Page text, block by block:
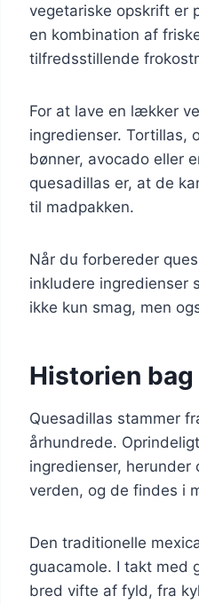
vegetariske opskrift er
en kombination af
tilfredsstillende
For at lave en lækker
ingredienser. Tortillas,
bønner, avocado eller
quesadillas er, at de
til madpakken.
Når du forbereder
inkludere ingredienser
ikke kun smag, men
Historien
Quesadillas stammer
århundrede.
ingredienser,
verden, og de findes i
Den traditionelle
guacamole. I takt med
bred vifte af fyld, fra